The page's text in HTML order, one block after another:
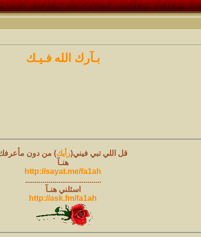
بـآرك الله فـيـك
قل اللي تبي فيني(رأيك) من دون
هنـآ
http://sayat.me/fa1ah
.......................................
اسئلني هنـآ
http://ask.fm/fa1ah